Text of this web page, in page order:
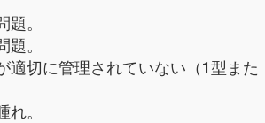
題。
題。
適切に管理されていない（1型また
れ。